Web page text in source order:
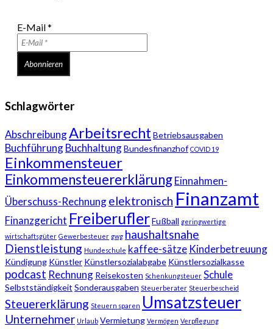
E-Mail*
Schlagwörter
AbschreibungArbeitsrechtBetriebsausgaben
BuchführungBuchhaltungBundesfinanzhof COVID 19
Einkommensteuer
EinkommensteuererklärungEinnahmen-
Überschuss-Rechnungelektronisch Finanzamt
Finanzgericht FreiberuflerFußball geringwertige
wirtschaftsgüter Gewerbesteuer gwg haushaltsnahe
Dienstleistung Hundeschule kaffee-sätze Kinderbetreuung
Kündigung Künstler Künstlersozialabgabe Künstlersozialkasse
podcast Rechnung Reisekosten Schenkungsteuer Schule
Selbstständigkeit Sonderausgaben Steuerberater Steuerbescheid
Steuererklärung Steuern sparen Umsatzsteuer
Unternehmer Urlaub Vermietung Vermögen Verpflegung